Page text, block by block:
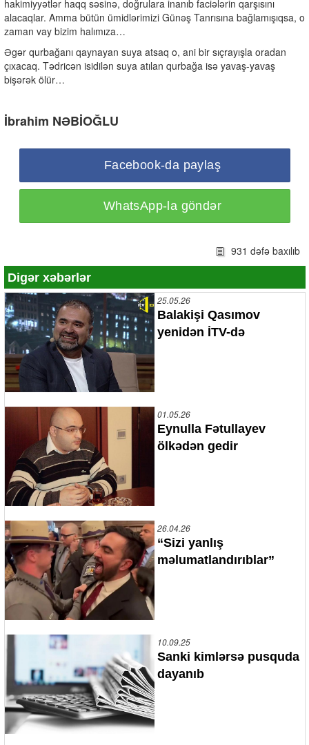
hakimiyyətlər haqq səsinə, doğrulara inanıb faciələrin qarşısını
alacaqlar. Amma bütün ümidlərimizi Günəş Tanrısına bağlamışıqsa, o
zaman vay bizim halımıza…
Əgər qurbağanı qaynayan suya atsaq o, ani bir sıçrayışla oradan
çıxacaq. Tədricən isidilən suya atılan qurbağa isə yavaş-yavaş
bişərək ölür…
İbrahim NƏBİOĞLU
Facebook-da paylaş
WhatsApp-la göndər
931 dəfə baxılıb
Digər xəbərlər
25.05.26
Balakişi Qasımov
yenidən İTV-də
01.05.26
Eynulla Fətullayev
ölkədən gedir
26.04.26
“Sizi yanlış
məlumatlandırıblar”
10.09.25
Sanki kimlərsə pusquda
dayanıb